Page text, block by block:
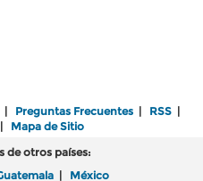
| Preguntas Frecuentes | RSS |
Mapa de Sitio
de otros países:
| México